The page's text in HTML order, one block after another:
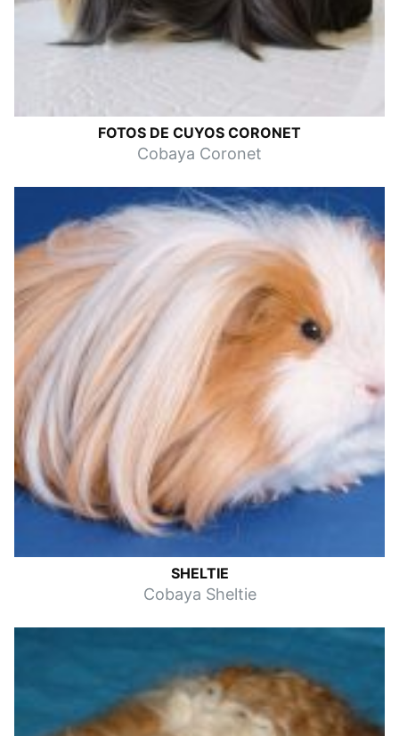
FOTOS DE CUYOS CORONET
Cobaya Coronet
SHELTIE
Cobaya Sheltie